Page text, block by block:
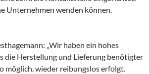
Unternehmen wenden können.
„Wir haben ein hohes
die Herstellung und Lieferung benötigter
möglich, wieder reibungslos erfolgt.